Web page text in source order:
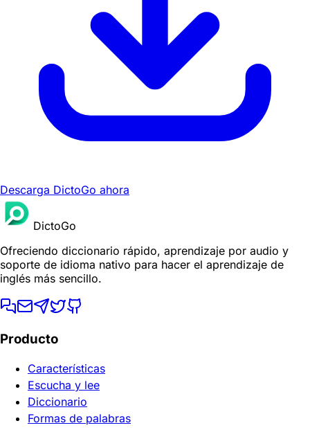
Descarga DictoGo ahora
DictoGo
Ofreciendo diccionario rápido, aprendizaje por audio y
soporte de idioma nativo para hacer el aprendizaje de
inglés más sencillo.
Producto
Características
Escucha y lee
Diccionario
Formas de palabras